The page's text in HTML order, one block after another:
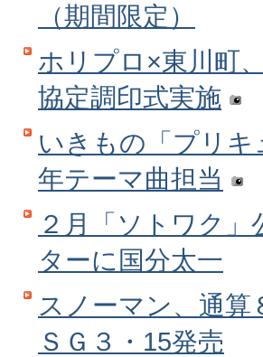
（期間限定）
ホリプロ×東川町
協定調印式実施
いきもの「プリキ
年テーマ曲担当
２月「ソトワク」
ターに国分太一
スノーマン、通算
ＳＧ３・15発売